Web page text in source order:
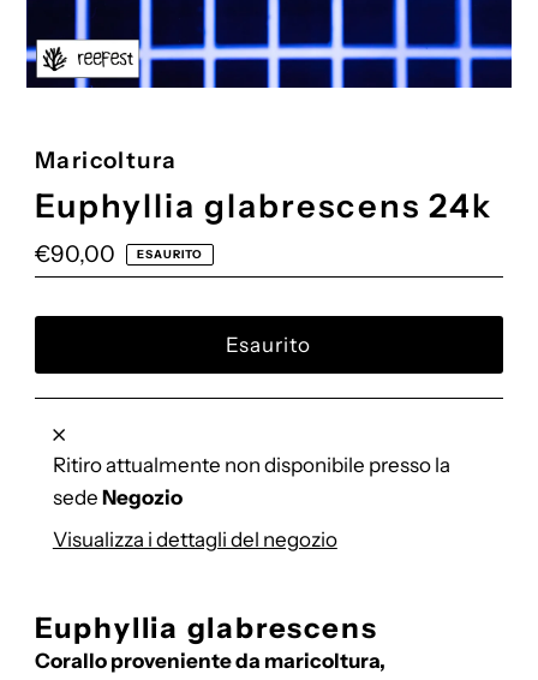
Maricoltura
Euphyllia glabrescens 24k
Prezzo
di
listino
€90,00 ESAURITO
Ritiro attualmente non disponibile presso la
sede Negozio
Visualizza i dettagli del negozio
Euphyllia glabrescens
Corallo proveniente da maricoltura,